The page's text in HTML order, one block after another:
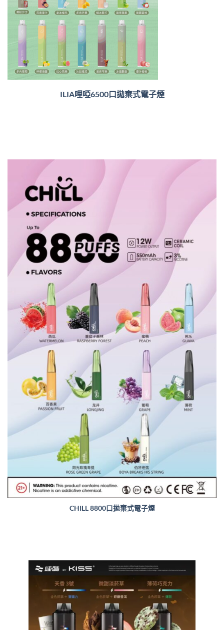
ILIA哩啞6500口拋棄式電子煙
CHILL 8800口拋棄式電子煙